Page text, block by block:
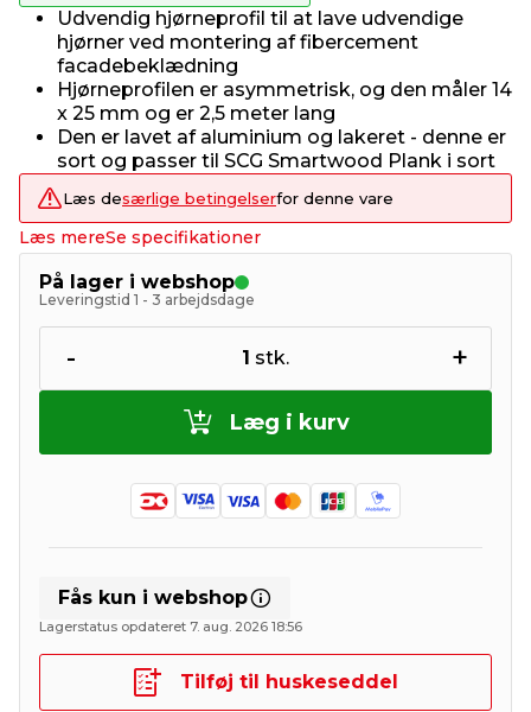
Udvendig hjørneprofil til at lave udvendige
hjørner ved montering af fibercement
facadebeklædning
Hjørneprofilen er asymmetrisk, og den måler 14
x 25 mm og er 2,5 meter lang
Den er lavet af aluminium og lakeret - denne er
sort og passer til SCG Smartwood Plank i sort
Læs desærlige betingelserfor denne vare
Læs mereSe specifikationer
På lager i webshop
Leveringstid 1 - 3 arbejdsdage
- 1 stk. +
Læg i kurv
Fås kun i webshop
Lagerstatus opdateret 7. aug. 2026 18:56
Tilføj til huskeseddel